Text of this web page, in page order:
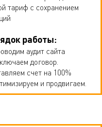
тариф с сохранением
работы:
аудит сайта
договор.
счет на 100%
и продвигаем.